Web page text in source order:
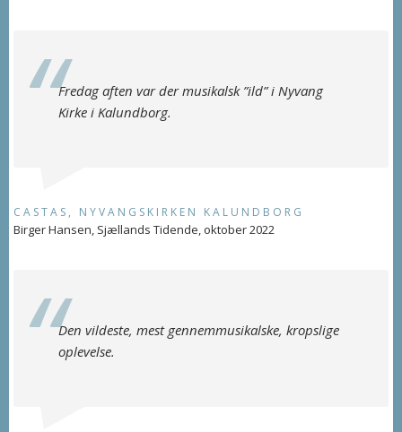
Fredag aften var der musikalsk ”ild” i Nyvang
Kirke i Kalundborg.
CASTAS, NYVANGSKIRKEN KALUNDBORG
Birger Hansen, Sjællands Tidende, oktober 2022
Den vildeste, mest gennemmusikalske, kropslige
oplevelse.